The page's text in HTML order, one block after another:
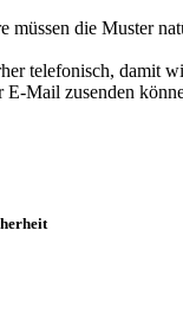
müssen die Muster
telefonisch, damit
E-Mail zusenden